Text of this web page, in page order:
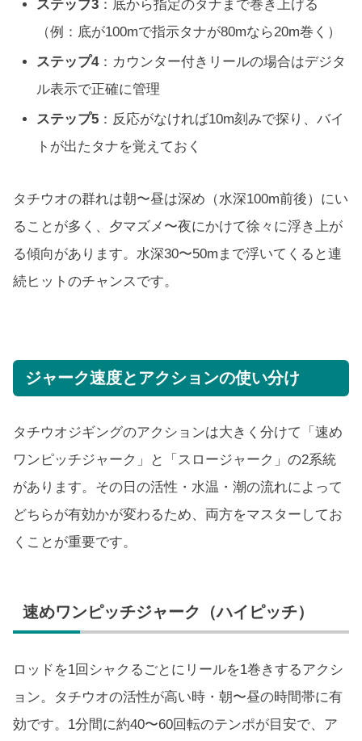
ステップ3 ：底から指定のタナまで巻き上げる
（例：底が100mで指示タナが80mなら20m巻く）
ステップ4：カウンター付きリールの場合はデジタ
ル表示で正確に管理
ステップ5 ：反応がなければ10m刻みで探り、バイ
トが出たタナを覚えておく
タチウオの群れは朝〜昼は深め（水深100m前後）にい
ることが多く、夕マズメ〜夜にかけて徐々に浮き上が
る傾向があります。水深30〜50mまで浮いてくると連
続ヒットのチャンスです。
ジャーク速度とアクションの使い分け
タチウオジギングのアクションは大きく分けて「速め
ワンピッチジャーク」と「スロージャーク」の2系統
があります。その日の活性・水温・潮の流れによって
どちらが有効かが変わるため、両方をマスターしてお
くことが重要です。
速めワンピッチジャーク（ハイピッチ）
ロッドを1回シャクるごとにリールを1巻きするアクシ
ョン。タチウオの活性が高い時・朝〜昼の時間帯に有
効です。1分間に約40〜60回転のテンポが目安で、ア